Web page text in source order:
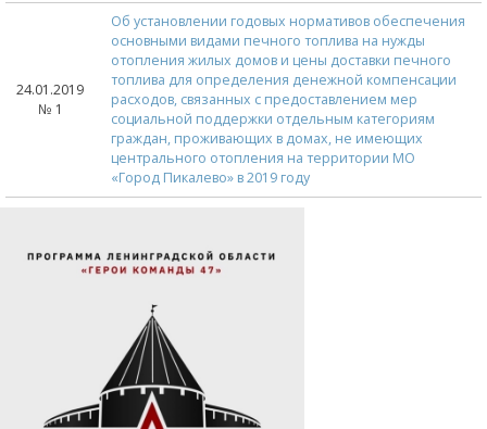
24.01.2019
№ 1
Об установлении годовых нормативов обеспечения
основными видами печного топлива на нужды
отопления жилых домов и цены доставки печного
топлива для определения денежной компенсации
расходов, связанных с предоставлением мер
социальной поддержки отдельным категориям
граждан, проживающих в домах, не имеющих
центрального отопления на территории МО
«Город Пикалево» в 2019 году